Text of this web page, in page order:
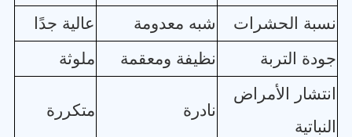
نسبة الحشرات
شبه معدومة
عالية جدًا
جودة التربة
نظيفة ومعقمة
ملوثة
انتشار الأمراض
النباتية
نادرة متكررة